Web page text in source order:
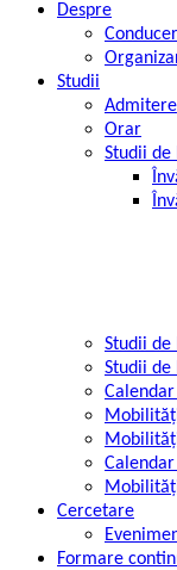
Despre
Studii
Admitere
Orar
Studii de
Studii
Studii de
Cercetare
Formare